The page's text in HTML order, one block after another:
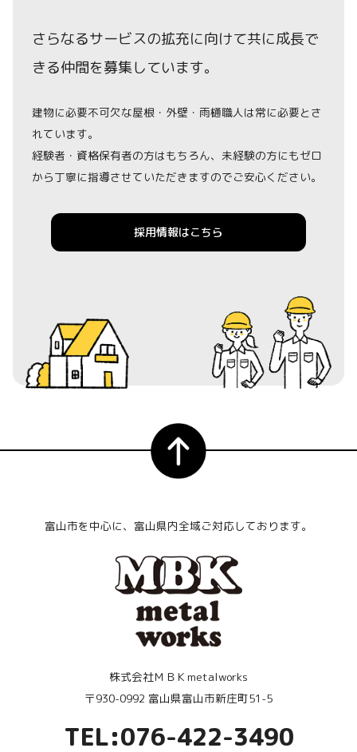
さらなるサービスの拡充に向けて共に成長で
きる仲間を募集しています。
建物に必要不可欠な屋根・外壁・雨樋職人は常に必要とさ
れています。
経験者・資格保有者の方はもちろん、未経験の方にもゼロ
から丁寧に指導させていただきますのでご安心ください。
採用情報はこちら
富山市を中心に、富山県内全域ご対応しております。
株式会社ＭＢＫmetalworks
〒930-0992 富山県富山市新庄町51-5
TEL:076-422-3490